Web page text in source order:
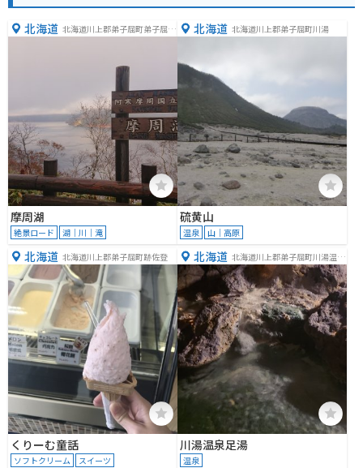
北海道 北海道川上郡弟子屈町弟子屈原
摩周湖
絶景ロード 湖｜川｜滝
北海道 北海道川上郡弟子屈町川湯
硫黄山
温泉 山｜高原
北海道 北海道川上郡弟子屈町跡佐登
くりーむ童話
ソフトクリーム スイーツ
北海道 北海道川上郡弟子屈町川湯温泉
２丁目４
川湯温泉足湯
温泉